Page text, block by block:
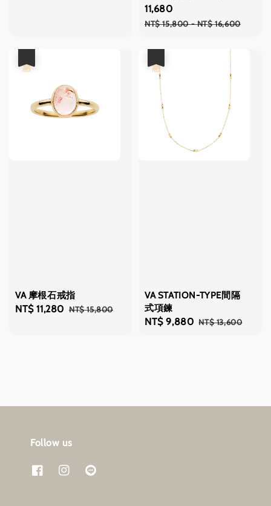
price
11,680
Regular
NT$ 15,800-NT$ 16,600
VA 摩根石戒指
Sale
NT$ 11,280 Regular
NT$ 15,800
VA STATION-TYPE間隔
式項鍊
Sale
NT$ 9,880 Regular
NT$ 13,600
Follow us